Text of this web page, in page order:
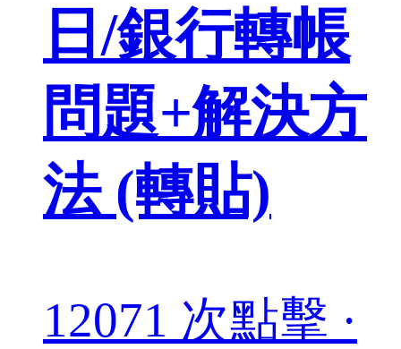
日/銀行轉帳
問題+解決方
法 (轉貼)
12071 次點擊 ·